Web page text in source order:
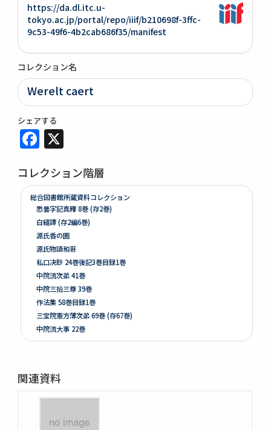
https://da.dl.itc.u-
tokyo.ac.jp/portal/repo/iiif/b210698f-3ffc-
9c53-49f6-4b2cab686f35/manifest
コレクション名
Werelt caert
シェアする
Facebook
コレクション階層
総合図書館所蔵資料コレクション
悉曇字記真釋 8巻 (存2巻)
白縫譚 (存2編6巻)
源氏香の圖
源氏物語和哥
私口决鈔 24巻後記3巻目録1巻
中院流次弟 41巻
中院三拾三尊 39巻
作法集 58巻目録1巻
三宝院憲方薄次弟 69巻 (存67巻)
中院流大事 22巻
私口决鈔 24巻後記3巻目録1巻 (存24巻後記1巻目録1巻)
[Modern map of the world]
Carreira da India, no seo descobrimento por Vasco da
Ta. Superioris Indiae et Tartariæ Maioris
関連資料